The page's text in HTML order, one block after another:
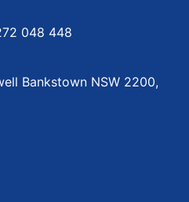
048 448
Bankstown NSW 2200,